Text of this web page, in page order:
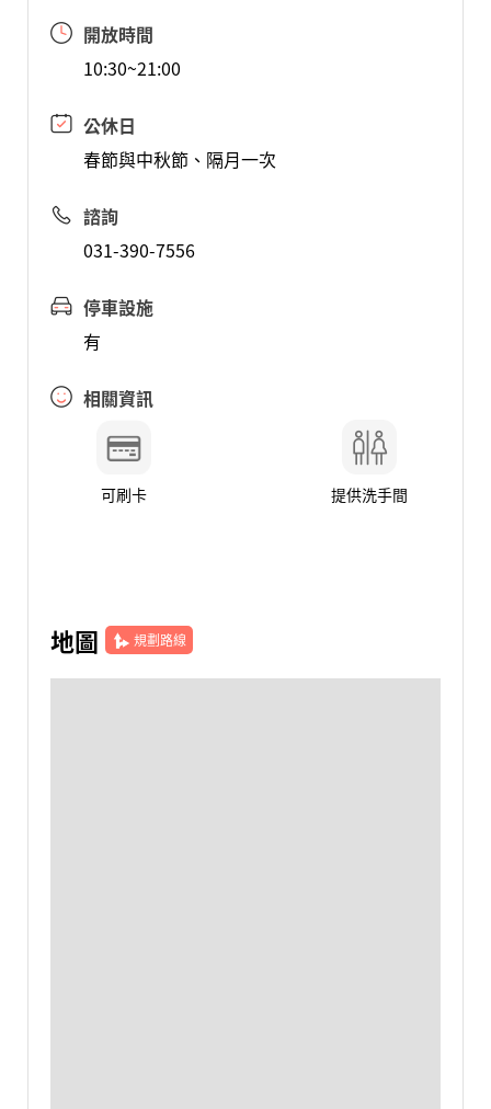
開放時間
10:30~21:00
公休日
春節與中秋節、隔月一次
諮詢
031-390-7556
停車設施
有
相關資訊
可刷卡 提供洗手間
地圖 規劃路線